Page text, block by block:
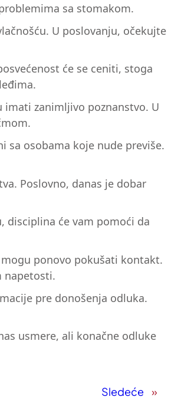
sa stomakom.
U poslovanju, očekujte
će se ceniti, stoga
imati zanimljivo poznanstvo. U
sa osobama koje nude previše.
Poslovno, danas je dobar
disciplina će vam pomoći da
ponovo pokušati kontakt.
napetosti.
pre donošenja odluka.
usmere, ali konačne odluke
Sledeće »